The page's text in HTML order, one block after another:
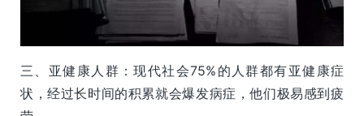
三、亚健康人群：现代社会75%的人群都有亚健康症
状，经过长时间的积累就会爆发病症，他们极易感到疲